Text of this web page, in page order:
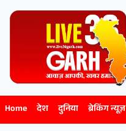
Home देश दुनिया ब्रेकिंग न्यूज़